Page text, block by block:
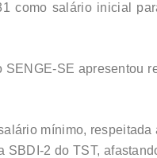
como salário inicial
SE apresentou
mínimo,
2 do TST,